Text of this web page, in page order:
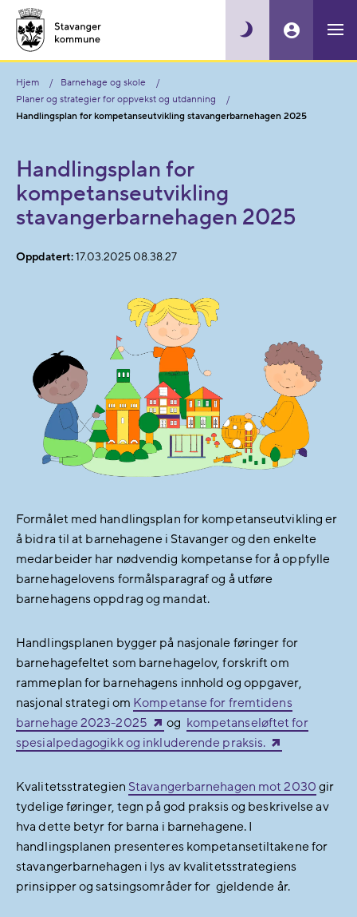
Hjem
Barnehage og skole
Planer og strategier for oppvekst og utdanning
Handlingsplan for kompetanseutvikling stavangerbarnehagen 2025
Handlingsplan for
kompetanseutvikling
stavangerbarnehagen 2025
Oppdatert: 17.03.2025 08.38.27
Formålet med handlingsplan for kompetanseutvikling er
å bidra til at barnehagene i Stavanger og den enkelte
medarbeider har nødvendig kompetanse for å oppfylle
barnehagelovens formålsparagraf og å utføre
barnehagens oppdrag og mandat.
Handlingsplanen bygger på nasjonale føringer for
barnehagefeltet som barnehagelov, forskrift om
rammeplan for barnehagens innhold og oppgaver,
nasjonal strategi om Kompetanse for fremtidens
barnehage 2023-2025
og kompetanseløftet for
spesialpedagogikk og inkluderende praksis.
Kvalitetsstrategien Stavangerbarnehagen mot 2030 gir
tydelige føringer, tegn på god praksis og beskrivelse av
hva dette betyr for barna i barnehagene. I
handlingsplanen presenteres kompetansetiltakene for
stavangerbarnehagen i lys av kvalitetsstrategiens
prinsipper og satsingsområder for gjeldende år.